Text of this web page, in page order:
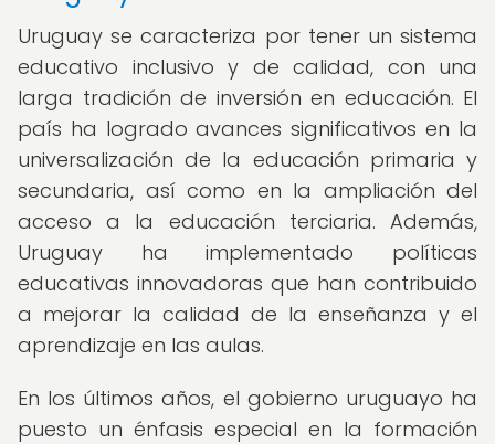
Uruguay se caracteriza por tener un sistema
educativo inclusivo y de calidad, con una
larga tradición de inversión en educación. El
país ha logrado avances significativos en la
universalización de la educación primaria y
secundaria, así como en la ampliación del
acceso a la educación terciaria. Además,
Uruguay ha implementado políticas
educativas innovadoras que han contribuido
a mejorar la calidad de la enseñanza y el
aprendizaje en las aulas.
En los últimos años, el gobierno uruguayo ha
puesto un énfasis especial en la formación